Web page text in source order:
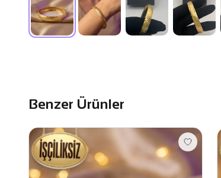
Benzer Ürünler